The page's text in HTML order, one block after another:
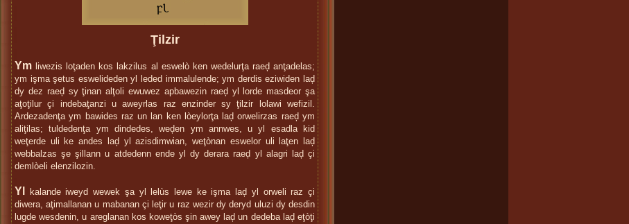
Ţilzir
Ym liwezis loţaden kos lakzilus al eswelò ken wedelurţa raeḑ anţadelas;
ym işma şetus eswelideden yl leded immalulende; ym derdis eziwiden laḑ
dy dez raeḑ sy ţinan alţoli ewuwez apbawezin raeḑ yl lorde masdeor şa
aţoţilur çi indebaţanzi u aweyrlas raz enzinder sy ţilzir lolawi wefizil.
Ardezadenţa ym bawides raz un lan ken lòeylorţa laḑ orwelirzas raeḑ ym
aliţilas; tuldedenţa ym dindedes, weḑen ym annwes, u yl esadla kid
weţerde uli ke andes laḑ yl azisdimwian, weţònan eswelor uli laţen laḑ
webbalzas şe şillann u atdedenn ende yl dy derara raeḑ yl alagri laḑ çi
demlòeli elenzilozin.
Yl
kalande iweyd wewek şa yl lelùs lewe ke işma laḑ yl orweli raz çi
diwera, aţimallanan u mabanan çi leţir u raz wezir dy deryd uluzi dy desdin
lugde wesdenin, u areglanan kos koweţòs şin awey laḑ un dedeba laḑ eţòţi